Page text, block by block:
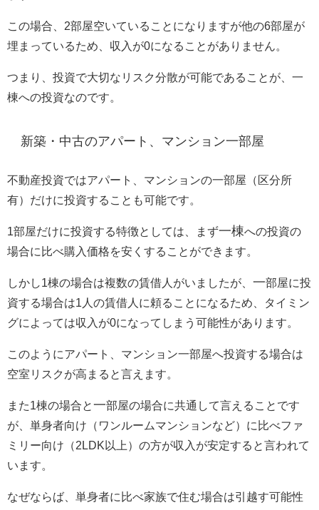
この場合、2部屋空いていることになりますが他の6部屋が
埋まっているため、収入が0になることがありません。
つまり、投資で大切なリスク分散が可能であることが、一
棟への投資なのです。
新築・中古のアパート、マンション一部屋
不動産投資ではアパート、マンションの一部屋（区分所
有）だけに投資することも可能です。
1部屋だけに投資する特徴としては、まず一棟への投資の
場合に比べ購入価格を安くすることができます。
しかし1棟の場合は複数の賃借人がいましたが、 一部屋に投
資する場合は1人の賃借人に頼ることになるため、タイミン
グによっては収入が0になってしまう可能性があります。
このようにアパート、マンション一部屋へ投資する場合は
空室リスクが高まると言えます。
また1棟の場合と一部屋の場合に共通して言えることです
が、単身者向け（ワンルームマンションなど）に比べファ
ミリー向け（2LDK以上）の方が収入が安定すると言われて
います。
なぜならば、単身者に比べ家族で住む場合は引越す可能性